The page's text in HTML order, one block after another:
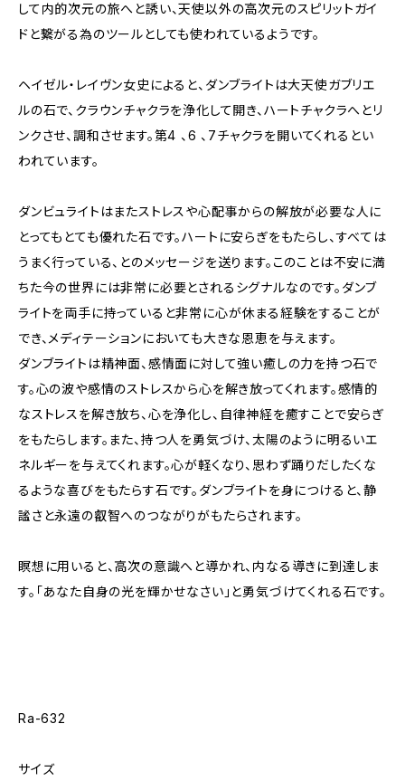
して内的次元の旅へと誘い、天使以外の高次元のスピリットガイ
ドと繋がる為のツールとしても使われているようです。
ヘイゼル・レイヴン女史によると、ダンブライトは大天使ガブリエ
ルの石で、クラウンチャクラを浄化して開き、ハートチャクラへとリ
ンクさせ、調和させます。第4 、6 、7チャクラを開いてくれるとい
われています。
ダンビュライトはまたストレスや心配事からの解放が必要な人に
とってもとても優れた石です。ハートに安らぎをもたらし、すべては
うまく行っている、とのメッセージを送ります。このことは不安に満
ちた今の世界には非常に必要とされるシグナルなのです。ダンブ
ライトを両手に持っていると非常に心が休まる経験をすることが
でき、メディテーションにおいても大きな恩恵を与えます。
ダンブライトは精神面、感情面に対して強い癒しの力を持つ石で
す。心の波や感情のストレスから心を解き放ってくれます。感情的
なストレスを解き放ち、心を浄化し、自律神経を癒すことで安らぎ
をもたらします。また、持つ人を勇気づけ、太陽のように明るいエ
ネルギーを与えてくれます。心が軽くなり、思わず踊りだしたくな
るような喜びをもたらす石です。ダンブライトを身につけると、静
謐さと永遠の叡智へのつながりがもたらされます。
瞑想に用いると、高次の意識へと導かれ、内なる導きに到達しま
す。「あなた自身の光を輝かせなさい」と勇気づけてくれる石です。
Ra-632
サイズ